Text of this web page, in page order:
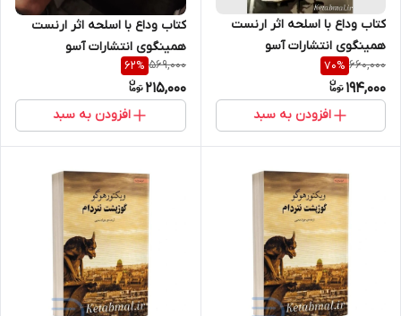
کتاب وداع با اسلحه اثر ارنست
همینگوی انتشارات آسو
660,000
70%
194,000
افزودن به سبد
کتاب وداع با اسلحه اثر ارنست
همینگوی انتشارات آسو
569,000
62%
215,000
افزودن به سبد